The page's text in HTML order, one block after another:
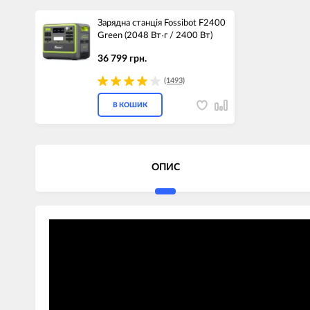
Зарядна станція Fossibot F2400
Green (2048 Вт·г / 2400 Вт)
36 799 грн.
(1493)
В КОШИК
ОПИС